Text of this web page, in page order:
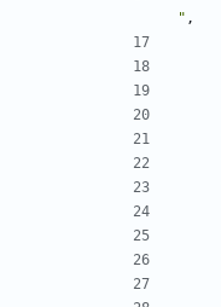
" ,